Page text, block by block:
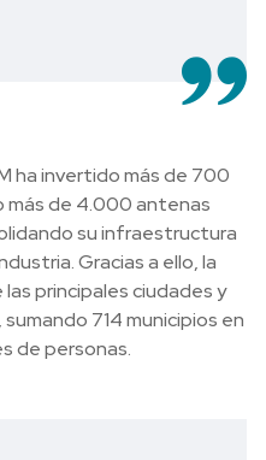
ha invertido más de 700
más de 4.000 antenas
su infraestructura
Gracias a ello, la
principales ciudades y
714 municipios en
de personas.